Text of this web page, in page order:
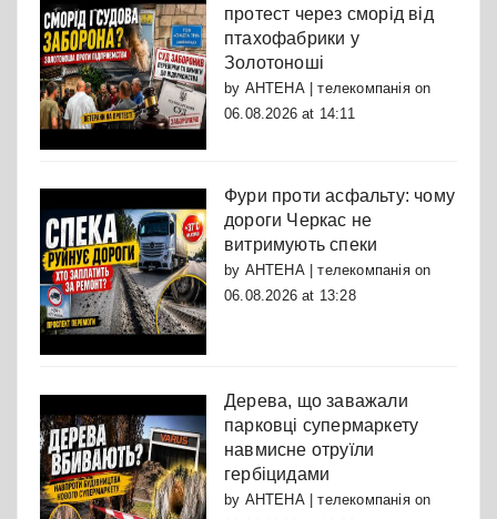
протест через сморід від
птахофабрики у
Золотоноші
by АНТЕНА | телекомпаніяon
06.08.2026 at 14:11
Фури проти асфальту: чому
дороги Черкас не
витримують спеки
by АНТЕНА | телекомпаніяon
06.08.2026 at 13:28
Дерева, що заважали
парковці супермаркету
навмисне отруїли
гербіцидами
by АНТЕНА | телекомпаніяon